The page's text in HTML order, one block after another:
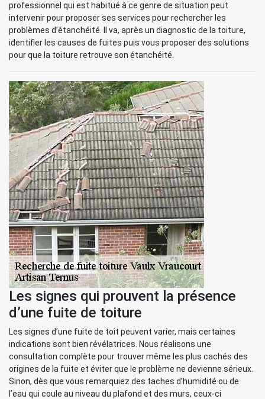
professionnel qui est habitué à ce genre de situation peut
intervenir pour proposer ses services pour rechercher les
problèmes d’étanchéité. Il va, après un diagnostic de la toiture,
identifier les causes de fuites puis vous proposer des solutions
pour que la toiture retrouve son étanchéité.
Les signes qui prouvent la présence
d’une fuite de toiture
Les signes d’une fuite de toit peuvent varier, mais certaines
indications sont bien révélatrices. Nous réalisons une
consultation complète pour trouver même les plus cachés des
origines de la fuite et éviter que le problème ne devienne sérieux.
Sinon, dès que vous remarquiez des taches d’humidité ou de
l’eau qui coule au niveau du plafond et des murs, ceux-ci